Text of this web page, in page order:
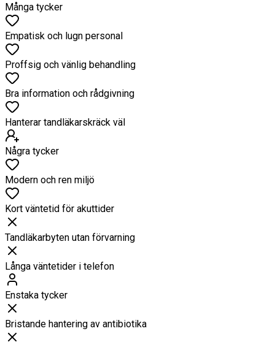
Många tycker
Empatisk och lugn personal
Proffsig och vänlig behandling
Bra information och rådgivning
Hanterar tandläkarskräck väl
Några tycker
Modern och ren miljö
Kort väntetid för akuttider
Tandläkarbyten utan förvarning
Långa väntetider i telefon
Enstaka tycker
Bristande hantering av antibiotika